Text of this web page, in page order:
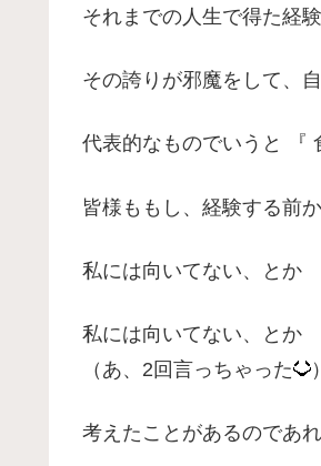
それまでの人生で得た経
その誇りが邪魔をして、
代表的なものでいうと 『
皆様ももし、経験する前
私には向いてない、とか
私には向いてない、とか
（あ、2回言っちゃった
）
考えたことがあるのであ